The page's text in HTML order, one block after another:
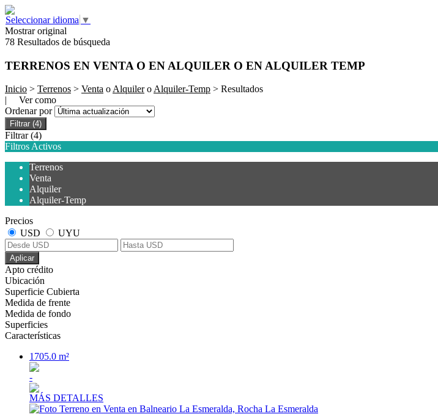
Seleccionar idioma ▼
Mostrar original
78 Resultados de búsqueda
TERRENOS EN VENTA O EN ALQUILER O EN ALQUILER TEMP
Inicio > Terrenos > Venta oAlquileroAlquiler-Temp > Resultados
| Ver como
Ordenar por
Filtrar (4)
Filtrar (4)
Filtros Activos
Terrenos
Venta
Alquiler
Alquiler-Temp
Precios
USD
UYU
Aplicar
Apto crédito
Ubicación
Superficie Cubierta
Medida de frente
Medida de fondo
Superficies
Características
1705.0 m²
-
MÁS DETALLES